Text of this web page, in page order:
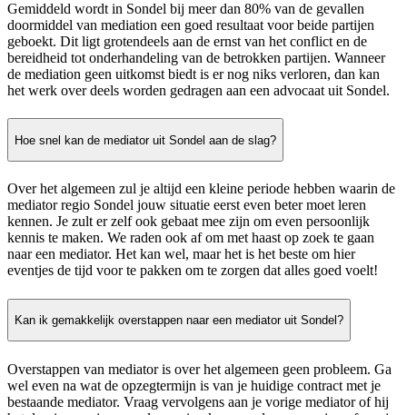
Gemiddeld wordt in Sondel bij meer dan 80% van de gevallen
doormiddel van mediation een goed resultaat voor beide partijen
geboekt. Dit ligt grotendeels aan de ernst van het conflict en de
bereidheid tot onderhandeling van de betrokken partijen. Wanneer
de mediation geen uitkomst biedt is er nog niks verloren, dan kan
het werk over deels worden gedragen aan een advocaat uit Sondel.
Hoe snel kan de mediator uit Sondel aan de slag?
Over het algemeen zul je altijd een kleine periode hebben waarin de
mediator regio Sondel jouw situatie eerst even beter moet leren
kennen. Je zult er zelf ook gebaat mee zijn om even persoonlijk
kennis te maken. We raden ook af om met haast op zoek te gaan
naar een mediator. Het kan wel, maar het is het beste om hier
eventjes de tijd voor te pakken om te zorgen dat alles goed voelt!
Kan ik gemakkelijk overstappen naar een mediator uit Sondel?
Overstappen van mediator is over het algemeen geen probleem. Ga
wel even na wat de opzegtermijn is van je huidige contract met je
bestaande mediator. Vraag vervolgens aan je vorige mediator of hij